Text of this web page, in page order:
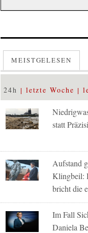
MEISTGELESEN
24h letzte Woche
statt
Aufstand
Klingbeil:
bricht die
Im Fall
Daniela